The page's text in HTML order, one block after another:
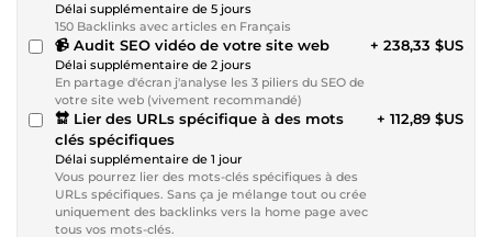
Délai supplémentaire de 5 jours
150 Backlinks avec articles en Français
📹 Audit SEO vidéo de votre site web
Délai supplémentaire de 2 jours
En partage d'écran j'analyse les 3 piliers du SEO de
votre site web (vivement recommandé)
+ 238,33 $US
🔛 Lier des URLs spécifique à des mots
clés spécifiques
Délai supplémentaire de 1 jour
Vous pourrez lier des mots-clés spécifiques à des
URLs spécifiques. Sans ça je mélange tout ou crée
uniquement des backlinks vers la home page avec
tous vos mots-clés.
+ 112,89 $US